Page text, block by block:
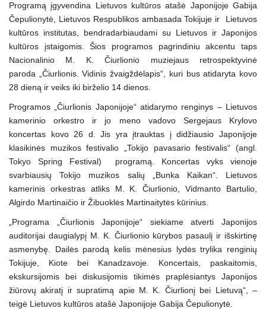
Programą įgyvendina Lietuvos kultūros atašė Japonijoje Gabija
Čepulionytė, Lietuvos Respublikos ambasada Tokijuje ir Lietuvos
kultūros institutas, bendradarbiaudami su Lietuvos ir Japonijos
kultūros įstaigomis. Šios programos pagrindiniu akcentu taps
Nacionalinio M. K. Čiurlionio muziejaus retrospektyvinė
paroda „Čiurlionis. Vidinis žvaigždėlapis“, kuri bus atidaryta kovo
28 dieną ir veiks iki birželio 14 dienos.
Programos „Čiurlionis Japonijoje“ atidarymo renginys – Lietuvos
kamerinio orkestro ir jo meno vadovo Sergejaus Krylovo
koncertas kovo 26 d. Jis yra įtrauktas į didžiausio Japonijoje
klasikinės muzikos festivalio „Tokijo pavasario festivalis“ (angl.
Tokyo Spring Festival) programą. Koncertas vyks vienoje
svarbiausių Tokijo muzikos salių „Bunka Kaikan“. Lietuvos
kamerinis orkestras atliks M. K. Čiurlionio, Vidmanto Bartulio,
Algirdo Martinaičio ir Žibuoklės Martinaitytės kūrinius.
„Programa „Čiurlionis Japonijoje“ siekiame atverti Japonijos
auditorijai daugialypį M. K. Čiurlionio kūrybos pasaulį ir išskirtinę
asmenybę. Dailės parodą kelis mėnesius lydės trylika renginių
Tokijuje, Kiote bei Kanadzavoje. Koncertais, paskaitomis,
ekskursijomis bei diskusijomis tikimės praplėsiantys Japonijos
žiūrovų akiratį ir supratimą apie M. K. Čiurlionį bei Lietuvą“, –
teigė Lietuvos kultūros atašė Japonijoje Gabija Čepulionytė.